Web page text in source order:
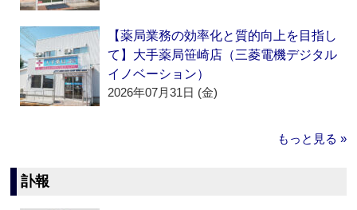
【薬局業務の効率化と質的向上を目指し
て】大手薬局笹崎店（三菱電機デジタル
イノベーション）
2026年07月31日 (金)
もっと見る »
訃報